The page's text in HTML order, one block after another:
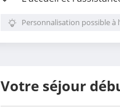
Personnalisation possible à
Votre séjour